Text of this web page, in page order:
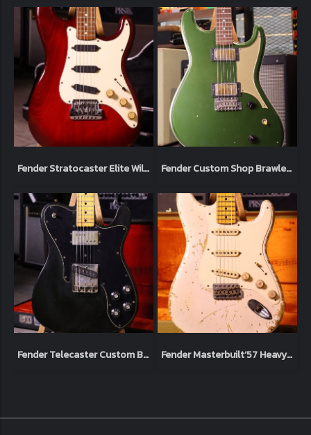
Fender Stratocaster Elite Wild Cherry 1983 Usa (4.1kg) Fender Custom Shop Brawler Journeyman Relic Cadillac Green Masterbuilt by Carlos Lopez Limited Chicargo Music Exchange (3.7kg)
Fender Telecaster Custom Black 1973 Original (3.3kg) Fender Masterbuilt‘57 Heavy Relic Limited Jason Smith Blonde white 2012 (3.4kg)